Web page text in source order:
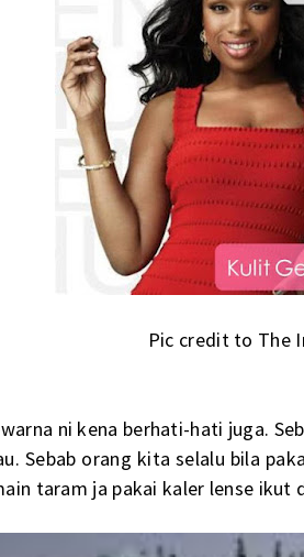
Pic credit to The
ni kena berhati-hati juga.
Sebab orang kita selalu bila
taram ja pakai kaler lense ikut